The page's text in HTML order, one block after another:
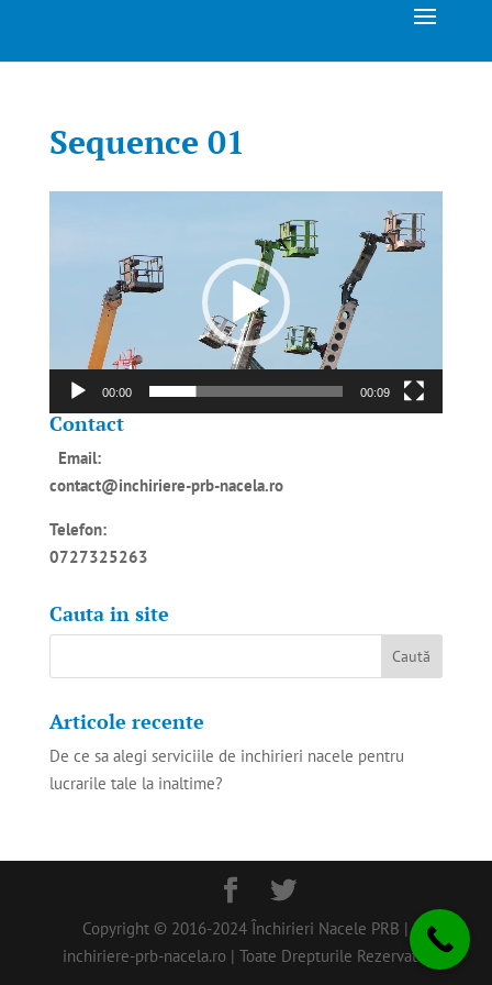
Sequence 01
00:00 00:09
Contact
Email:
contact@inchiriere-prb-nacela.ro
Telefon:
0727325263
Cauta in site
Articole recente
De ce sa alegi serviciile de inchirieri nacele pentru
lucrarile tale la inaltime?
Copyright © 2016-2024 Închirieri Nacele PRB |
inchiriere-prb-nacela.ro | Toate Drepturile Rezervate.